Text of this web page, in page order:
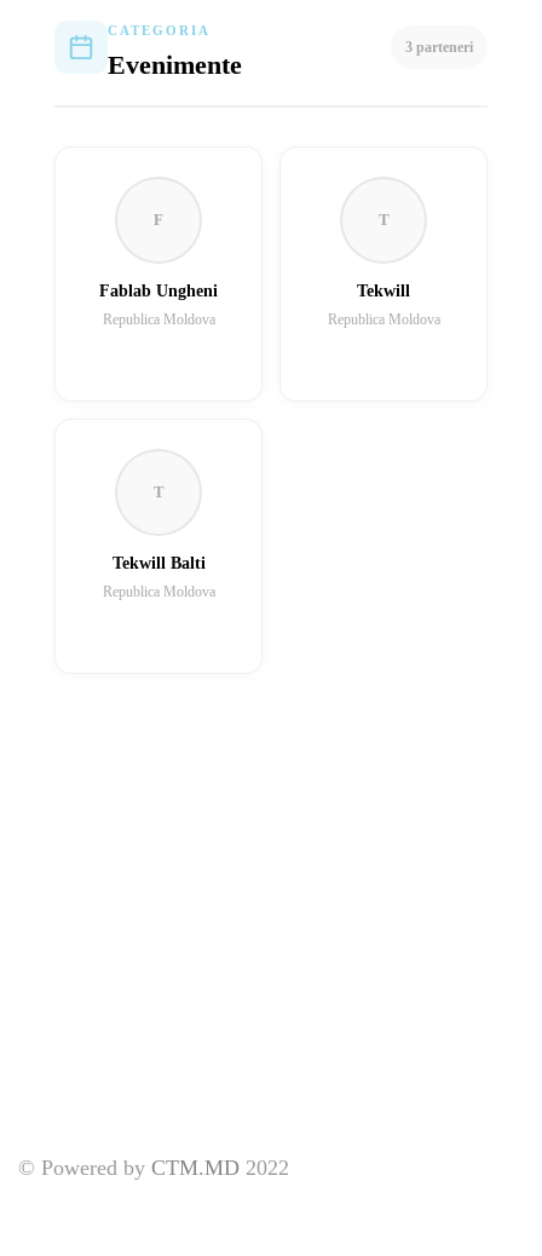
CATEGORIA
Evenimente
3 parteneri
F
Fablab Ungheni
Republica Moldova
T
Tekwill
Republica Moldova
T
Tekwill Balti
Republica Moldova
© Powered by CTM.MD 2022